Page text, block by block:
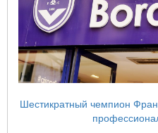
Шестикратный чемпион